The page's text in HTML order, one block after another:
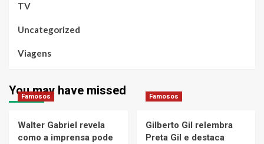
TV
Uncategorized
Viagens
You may have missed
Famosos
Walter Gabriel revela
como a imprensa pode
Famosos
Gilberto Gil relembra
Preta Gil e destaca